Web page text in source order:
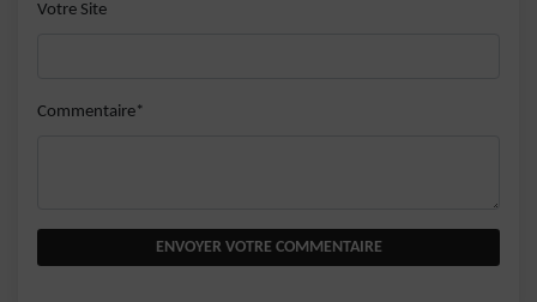
Votre Site
Commentaire*
ENVOYER VOTRE COMMENTAIRE